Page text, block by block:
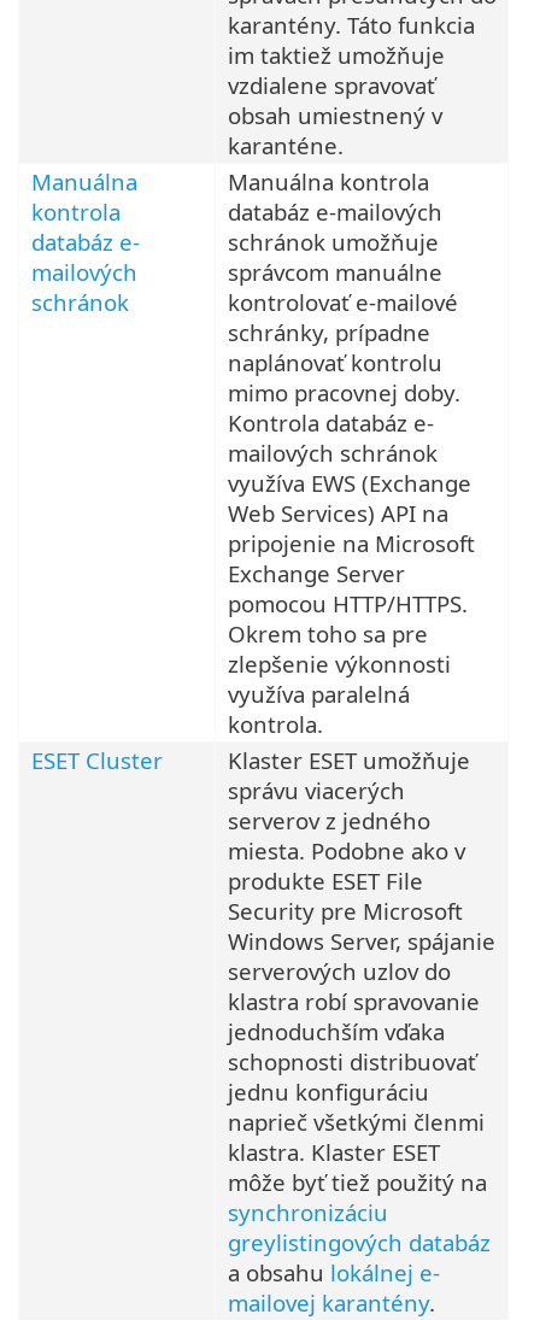
karantény. Táto funkcia
im taktiež umožňuje
vzdialene spravovať
obsah umiestnený v
karanténe.
Manuálna
kontrola
databáz e-
mailových
schránok
Manuálna kontrola
databáz e-mailových
schránok umožňuje
správcom manuálne
kontrolovať e-mailové
schránky, prípadne
naplánovať kontrolu
mimo pracovnej doby.
Kontrola databáz e-
mailových schránok
využíva EWS (Exchange
Web Services) API na
pripojenie na Microsoft
Exchange Server
pomocou HTTP/HTTPS.
Okrem toho sa pre
zlepšenie výkonnosti
využíva paralelná
kontrola.
ESET Cluster
Klaster ESET umožňuje
správu viacerých
serverov z jedného
miesta. Podobne ako v
produkte ESET File
Security pre Microsoft
Windows Server, spájanie
serverových uzlov do
klastra robí spravovanie
jednoduchším vďaka
schopnosti distribuovať
jednu konfiguráciu
naprieč všetkými členmi
klastra. Klaster ESET
môže byť tiež použitý na
synchronizáciu
greylistingových databáz
a obsahu lokálnej e-
mailovej karantény.